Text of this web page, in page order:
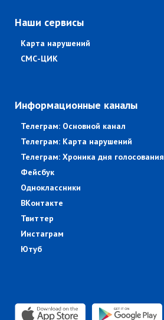
Наши сервисы
Карта нарушений
СМС-ЦИК
Информационные каналы
Телеграм: Основной канал
Телеграм: Карта нарушений
Телеграм: Хроника дня голосования
Фейсбук
Одноклассники
ВКонтакте
Твиттер
Инстаграм
Ютуб